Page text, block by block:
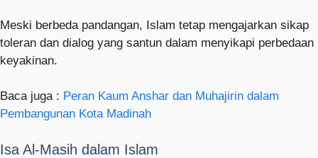
Meski berbeda pandangan, Islam tetap mengajarkan sikap
toleran dan dialog yang santun dalam menyikapi perbedaan
keyakinan.
Baca juga : Peran Kaum Anshar dan Muhajirin dalam
Pembangunan Kota Madinah
Isa Al-Masih dalam Islam